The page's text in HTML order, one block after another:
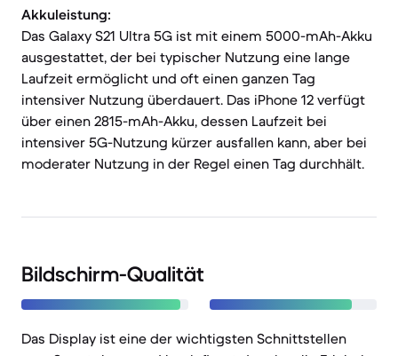
Akkuleistung:
Das Galaxy S21 Ultra 5G ist mit einem 5000-mAh-Akku
ausgestattet, der bei typischer Nutzung eine lange
Laufzeit ermöglicht und oft einen ganzen Tag
intensiver Nutzung überdauert. Das iPhone 12 verfügt
über einen 2815-mAh-Akku, dessen Laufzeit bei
intensiver 5G-Nutzung kürzer ausfallen kann, aber bei
moderater Nutzung in der Regel einen Tag durchhält.
Bildschirm-Qualität
Das Display ist eine der wichtigsten Schnittstellen